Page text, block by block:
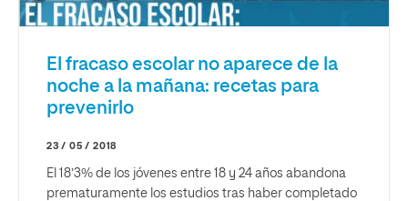
El fracaso escolar no aparece de la
noche a la mañana: recetas para
prevenirlo
23 / 05 / 2018
El 18’3% de los jóvenes entre 18 y 24 años abandona
prematuramente los estudios tras haber completado